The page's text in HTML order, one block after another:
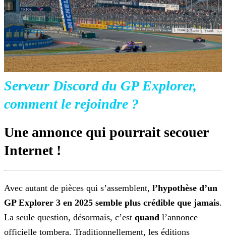
Serveur Discord du GP Explorer,
comment le rejoindre ?
Une annonce qui pourrait secouer
Internet !
Avec autant de pièces qui s’assemblent, l’hypothèse d’un
GP Explorer 3 en 2025 semble plus crédible que jamais.
La seule question, désormais, c’est quand l’annonce
officielle tombera. Traditionnellement, les éditions